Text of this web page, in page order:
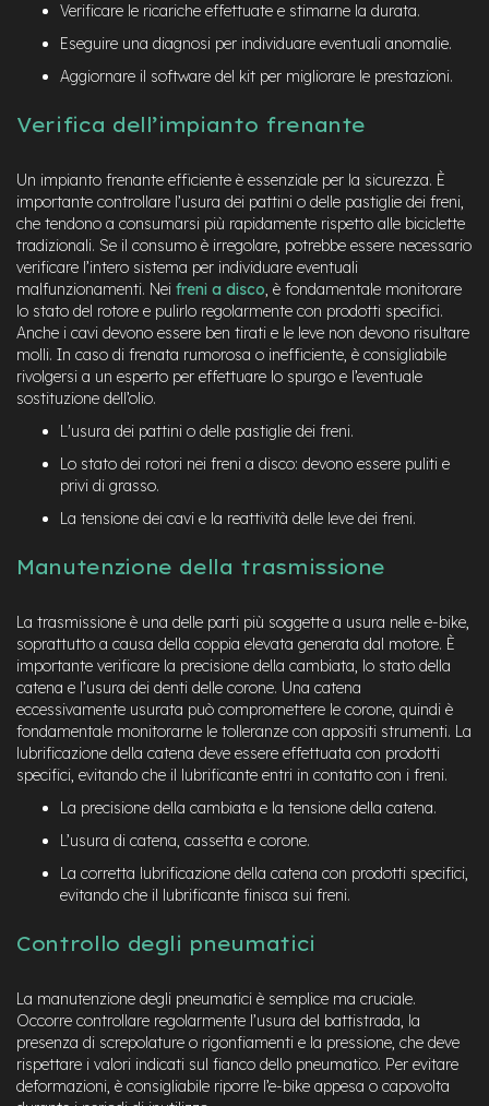
C
i
t
y
b
i
k
e
o
t
z
M
o
t
o
r
e
c
e
n
-
a
v
e
l
e
Verificare le ricariche effettuate e stimarne la durata.
Eseguire una diagnosi per individuare eventuali anomalie.
Aggiornare il software del kit per migliorare le prestazioni.
Verifica dell’impianto frenante
Un impianto frenante efficiente è essenziale per la sicurezza. È
importante controllare l’usura dei pattini o delle pastiglie dei freni,
che tendono a consumarsi più rapidamente rispetto alle biciclette
tradizionali. Se il consumo è irregolare, potrebbe essere necessario
verificare l’intero sistema per individuare eventuali
malfunzionamenti. Nei freni a disco, è fondamentale monitorare
lo stato del rotore e pulirlo regolarmente con prodotti specifici.
Anche i cavi devono essere ben tirati e le leve non devono risultare
molli. In caso di frenata rumorosa o inefficiente, è consigliabile
rivolgersi a un esperto per effettuare lo spurgo e l’eventuale
sostituzione dell’olio.
L'usura dei pattini o delle pastiglie dei freni.
Lo stato dei rotori nei freni a disco: devono essere puliti e
privi di grasso.
La tensione dei cavi e la reattività delle leve dei freni.
Manutenzione della trasmissione
La trasmissione è una delle parti più soggette a usura nelle e-bike,
soprattutto a causa della coppia elevata generata dal motore. È
importante verificare la precisione della cambiata, lo stato della
catena e l’usura dei denti delle corone. Una catena
eccessivamente usurata può compromettere le corone, quindi è
fondamentale monitorarne le tolleranze con appositi strumenti. La
lubrificazione della catena deve essere effettuata con prodotti
specifici, evitando che il lubrificante entri in contatto con i freni.
La precisione della cambiata e la tensione della catena.
L’usura di catena, cassetta e corone.
La corretta lubrificazione della catena con prodotti specifici,
evitando che il lubrificante finisca sui freni.
Controllo degli pneumatici
La manutenzione degli pneumatici è semplice ma cruciale.
Occorre controllare regolarmente l’usura del battistrada, la
presenza di screpolature o rigonfiamenti e la pressione, che deve
rispettare i valori indicati sul fianco dello pneumatico. Per evitare
deformazioni, è consigliabile riporre l’e-bike appesa o capovolta